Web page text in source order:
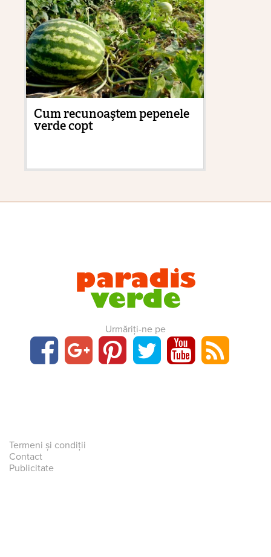
Cum recunoaştem pepenele
verde copt
Urmăriți-ne pe
Termeni și condiții
Contact
Publicitate